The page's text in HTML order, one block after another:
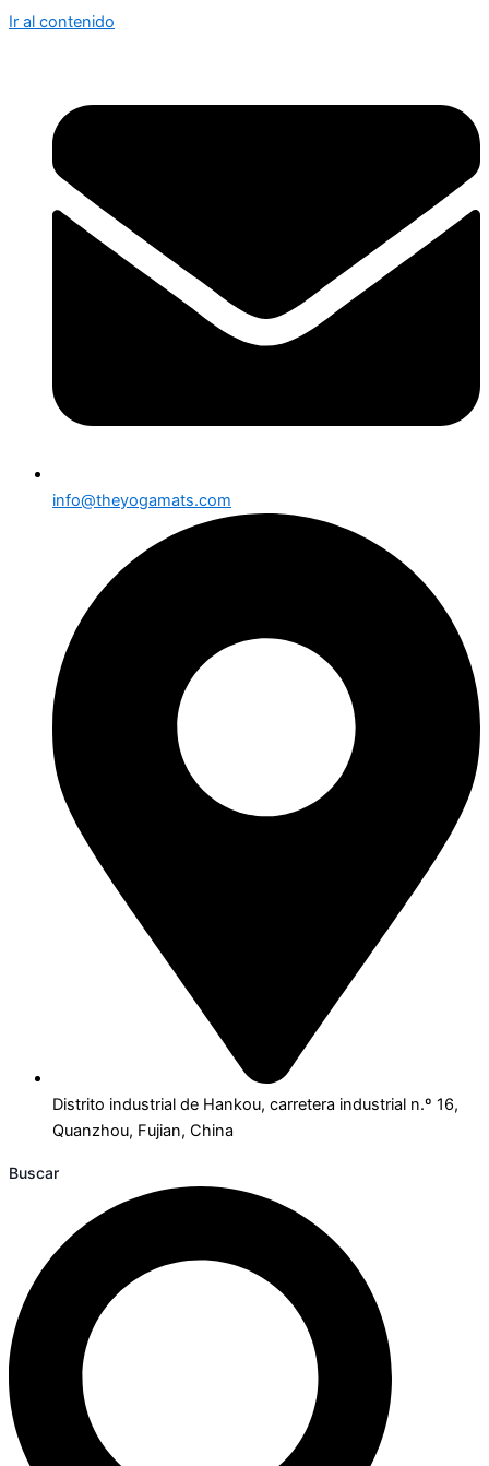
Ir al contenido
info@theyogamats.com
Distrito industrial de Hankou, carretera industrial n.º 16,
Quanzhou, Fujian, China
Buscar